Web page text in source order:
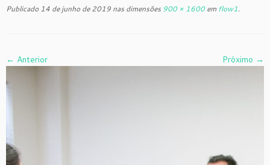
Publicado 14 de junho de 2019 nas dimensões 900 × 1600em flow1.
← Anterior Próximo →